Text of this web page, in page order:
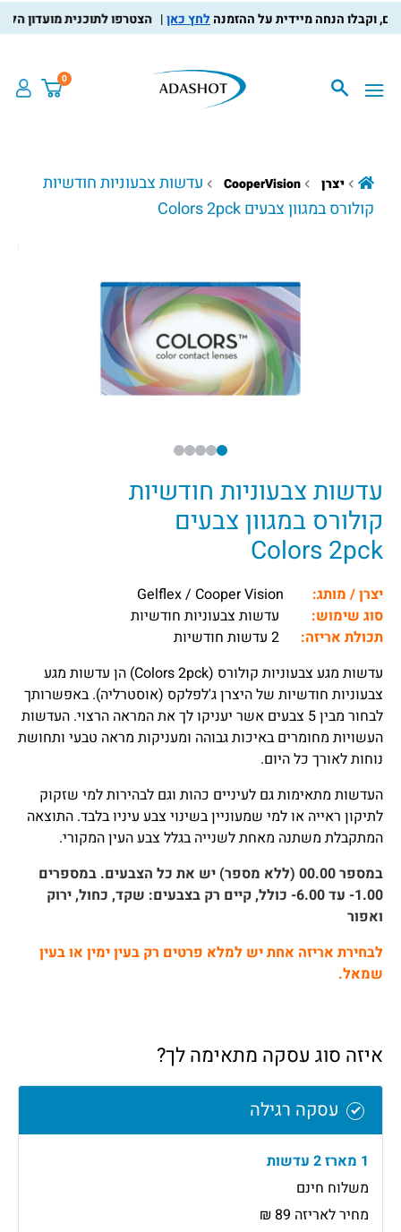
לחץ כאן הצטרפו לתוכנית מועדון
0
יצרן CooperVision
עדשות צבעוניות חודשיות
קולורס במגוון צבעים Colors 2pck
עדשות צבעוניות חודשיות
קולורס במגוון צבעים
Colors 2pck
יצרן / מותג:
Gelflex / Cooper Vision
סוג שימוש:
עדשות צבעוניות חודשיות
תכולת אריזה:
עדשות מגע צבעוניות קולורס (Colors 2pck) הן עדשות מגע
צבעוניות חודשיות של היצרן ג'לפלקס (אוסטרליה). באפשרותך
לבחור מבין 5 צבעים אשר יעניקו לך את המראה הרצוי. העדשות
העשויות מחומרים באיכות גבוהה ומעניקות מראה טבעי ותחושת
נוחות לאורך כל היום.
העדשות מתאימות גם לעיניים כהות וגם לבהירות למי שזקוק
לתיקון ראייה או למי שמעוניין בשינוי צבע עיניו בלבד. התוצאה
המתקבלת משתנה מאחת לשנייה בגלל צבע העין המקורי.
במספר 00.00 (ללא מספר) יש את כל הצבעים. במספרים
1.00- עד 6.00- כולל, קיים רק בצבעים: שקד, כחול, ירוק
ואפור
לבחירת אריזה אחת יש למלא פרטים רק בעין ימין או בעין
שמאל.
איזה סוג עסקה מתאימה לך?
עסקה רגילה
1 מארז 2 עדשות
משלוח חינם
מחיר לאריזה 89 ₪